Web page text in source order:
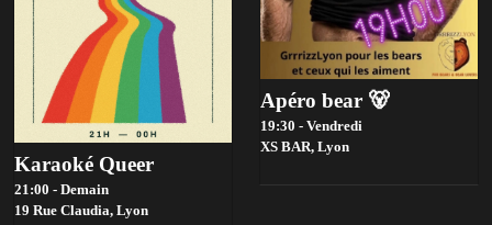
Karaoké Queer
21:00 - Demain
19 Rue Claudia, Lyon
Apéro bear 🐻
19:30 - Vendredi
XS BAR, Lyon